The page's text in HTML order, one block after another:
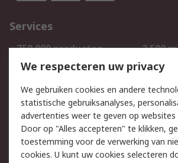
Services
750.000 producten
2.500
Bestellen
Track & Trace
Wettelijk
Cookiebeleid
Email
We respecteren uw privacy
We gebruiken cookies en andere
statistische gebruiksanalyses,
advertenties weer te geven op websites
Door op "Alles accepteren" te klikken,
toestemming voor de verwerking van
cookies. U kunt uw cookies selecteren